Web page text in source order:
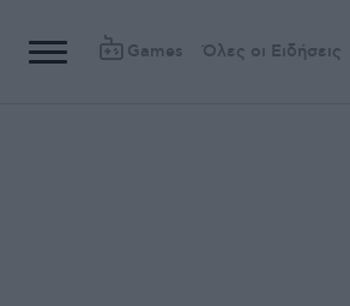
Games Όλες οι Ειδήσεις